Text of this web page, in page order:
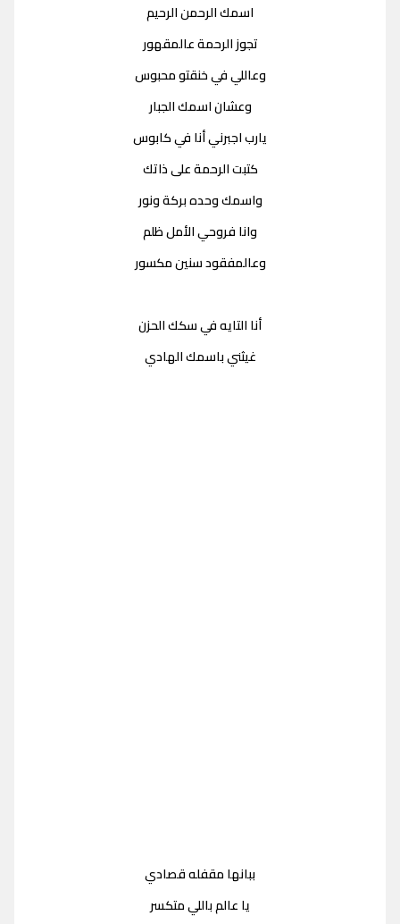
اسمك الرحمن الرحيم
تجوز الرحمة عالمقهور
وعاللي في خنقتو محبوس
وعشان اسمك الجبار
يارب اجبرني أنا في كابوس
كتبت الرحمة على ذاتك
واسمك وحده بركة ونور
وانا فروحي الأمل ظلم
وعالمفقود سنين مكسور
أنا التايه في سكك الحزن
غيثني باسمك الهادي
ببانها مقفله قصادي
يا عالم باللي متكسر